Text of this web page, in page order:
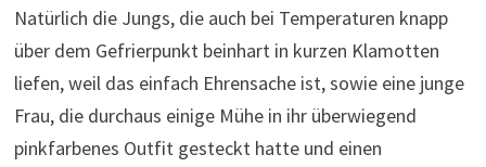
Natürlich die Jungs, die auch bei Temperaturen knapp
über dem Gefrierpunkt beinhart in kurzen Klamotten
liefen, weil das einfach Ehrensache ist, sowie eine junge
Frau, die durchaus einige Mühe in ihr überwiegend
pinkfarbenes Outfit gesteckt hatte und einen